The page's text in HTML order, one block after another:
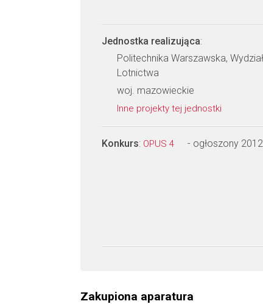
Jednostka realizująca:
Politechnika Warszawska,
Lotnictwa
woj. mazowieckie
Inne projekty tej jednostki
Konkurs: OPUS 4 - ogłoszony
Zakupiona aparatura